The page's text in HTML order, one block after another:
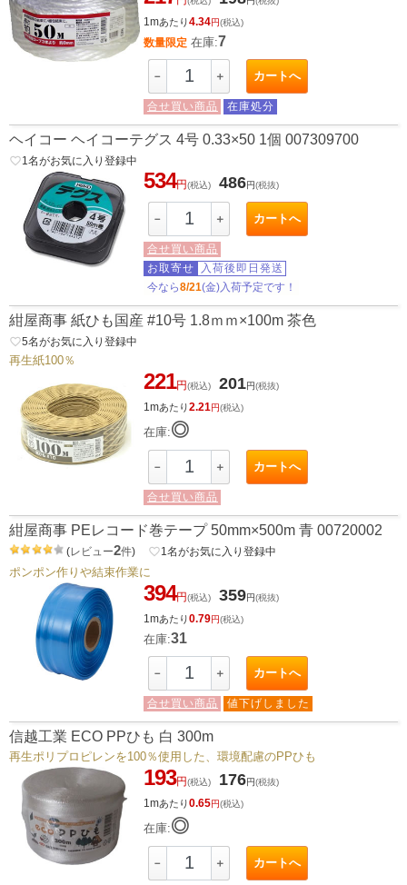
1mあたり4.34円(税込)
数量限定 在庫:7
－ ＋ カートへ
合せ買い商品 在庫処分
ヘイコー ヘイコーテグス 4号 0.33×50 1個 007309700
favorite_border1 名がお気に入り登録中
534円(税込) 486円(税抜)
－ ＋ カートへ
合せ買い商品
お取寄せ
入荷後即日発送
今なら8/21(金)入荷予定です！
紺屋商事 紙ひも国産 #10号 1.8ｍｍ×100m 茶色
favorite_border5名がお気に入り登録中
再生紙100％
221円(税込) 201円(税抜)
1mあたり2.21円(税込)
在庫:◎
－ ＋ カートへ
合せ買い商品
紺屋商事 PEレコード巻テープ 50mm×500m 青 00720002
(レビュー2件) favorite_border1 名がお気に入り登録中
ポンポン作りや結束作業に
394円(税込) 359円(税抜)
1mあたり0.79円(税込)
在庫:31
－ ＋ カートへ
合せ買い商品 値下げしました
信越工業 ECO PPひも 白 300m
再生ポリプロピレンを100％使用した、環境配慮のPPひも
193円(税込) 176円(税抜)
1mあたり0.65円(税込)
在庫:◎
－ ＋ カートへ